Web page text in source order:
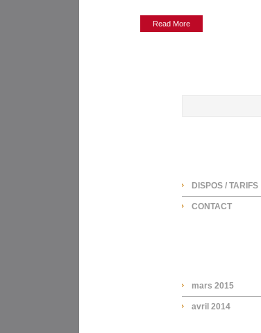
Read More
DISPOS / TARIFS
CONTACT
mars 2015
avril 2014